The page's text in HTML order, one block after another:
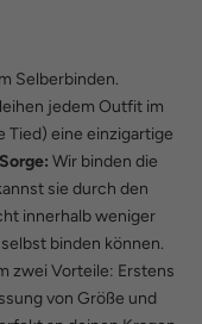
Selberbinden.
jedem Outfit im
Tied) eine einzigartige
Wir binden die
sie durch den
innerhalb weniger
binden können.
zwei Vorteile: Erstens
von Größe und